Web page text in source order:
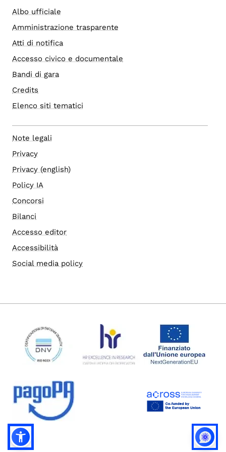
Albo ufficiale
Amministrazione trasparente
Atti di notifica
Accesso civico e documentale
Bandi di gara
Credits
Elenco siti tematici
Note legali
Privacy
Privacy (english)
Policy IA
Concorsi
Bilanci
Accesso editor
Accessibilità
Social media policy